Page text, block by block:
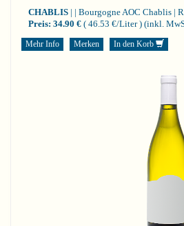
CHABLIS | | Bourgogne AOC Chablis |
Preis: 34.90 € ( 46.53 €/Liter ) (inkl.
Mehr Info Merken In den Korb